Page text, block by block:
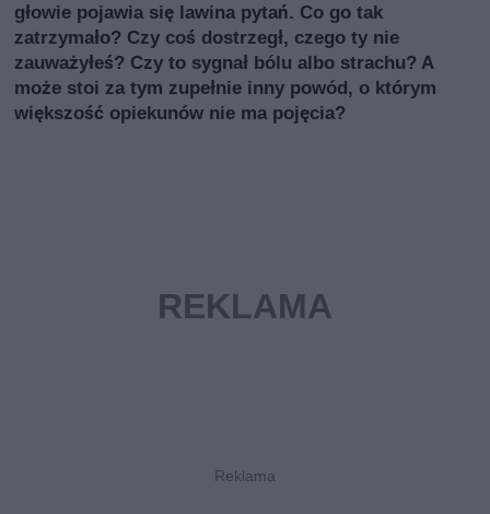
głowie pojawia się lawina pytań. Co go tak
zatrzymało? Czy coś dostrzegł, czego ty nie
zauważyłeś? Czy to sygnał bólu albo strachu? A
może stoi za tym zupełnie inny powód, o którym
większość opiekunów nie ma pojęcia?